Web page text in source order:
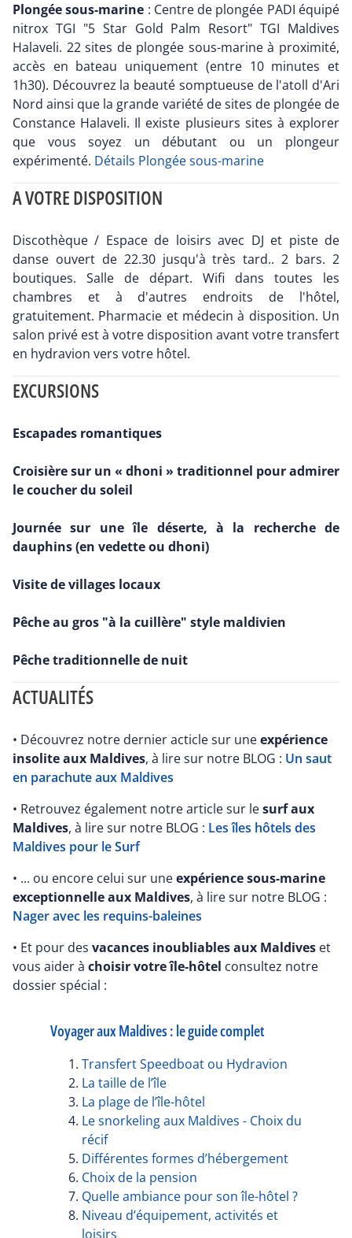
Plongée sous-marine : Centre de plongée PADI équipé
nitrox TGI "5 Star Gold Palm Resort" TGI Maldives
Halaveli. 22 sites de plongée sous-marine à proximité,
accès en bateau uniquement (entre 10 minutes et
1h30). Découvrez la beauté somptueuse de l'atoll d'Ari
Nord ainsi que la grande variété de sites de plongée de
Constance Halaveli. Il existe plusieurs sites à explorer
que vous soyez un débutant ou un plongeur
expérimenté. Détails Plongée sous-marine
A VOTRE DISPOSITION
Discothèque / Espace de loisirs avec DJ et piste de
danse ouvert de 22.30 jusqu'à très tard.. 2 bars. 2
boutiques. Salle de départ. Wifi dans toutes les
chambres et à d'autres endroits de l'hôtel,
gratuitement. Pharmacie et médecin à disposition. Un
salon privé est à votre disposition avant votre transfert
en hydravion vers votre hôtel.
EXCURSIONS
Escapades romantiques
Croisière sur un « dhoni » traditionnel pour admirer
le coucher du soleil
Journée sur une île déserte, à la recherche de
dauphins (en vedette ou dhoni)
Visite de villages locaux
Pêche au gros "à la cuillère" style maldivien
Pêche traditionnelle de nuit
ACTUALITÉS
• Découvrez notre dernier acticle sur uneexpérience
insolite aux Maldives, à lire sur notre BLOG : Un saut
en parachute aux Maldives
• Retrouvez également notre article sur lesurf aux
Maldives, à lire sur notre BLOG : Les îles hôtels des
Maldives pour le Surf
• ... ou encore celui sur uneexpérience sous-marine
exceptionnelle aux Maldives, à lire sur notre BLOG :
Nager avec les requins-baleines
• Et pour des vacances inoubliables aux Maldives et
vous aider à choisir votre île-hôtel consultez notre
dossier spécial :
Voyager aux Maldives : le guide complet
Transfert Speedboat ou Hydravion
La taille de l’île
La plage de l’île-hôtel
Le snorkeling aux Maldives - Choix du
récif
Différentes formes d’hébergement
Choix de la pension
Quelle ambiance pour son île-hôtel ?
Niveau d’équipement, activités et
loisirs